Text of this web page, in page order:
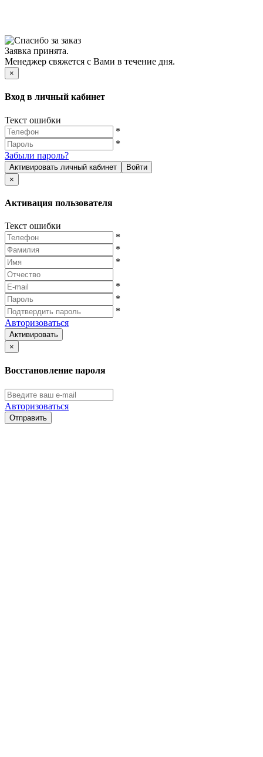
Заявка принята.
Менеджер свяжется с Вами в течение дня.
×
Вход в личный кабинет
Текст ошибки
*
*
Забыли пароль?
Активировать личный кабинет
Войти
×
Активация пользователя
Текст ошибки
*
*
*
*
*
*
Авторизоваться
Активировать
×
Восстановление пароля
Авторизоваться
Отправить